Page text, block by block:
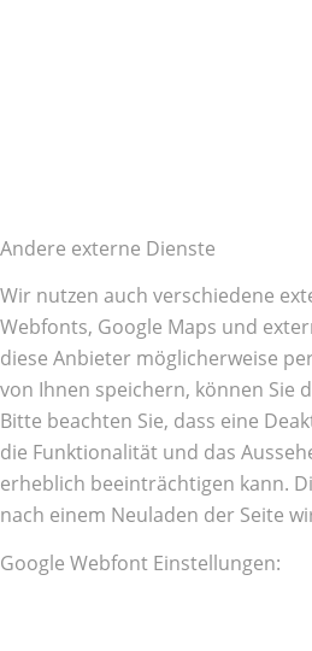
Andere externe Dienste
Wir nutzen auch verschiedene
Webfonts, Google Maps und
diese Anbieter möglicherweise
von Ihnen speichern, können Sie
Bitte beachten Sie, dass eine
die Funktionalität und das
erheblich beeinträchtigen kann.
nach einem Neuladen der Seite
Google Webfont Einstellungen: